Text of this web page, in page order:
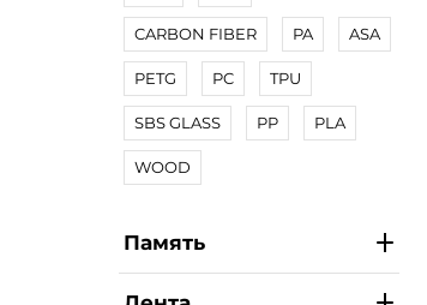
CARBON FIBER PA ASA
PETG PC TPU
SBS GLASS PP PLA
WOOD
Память